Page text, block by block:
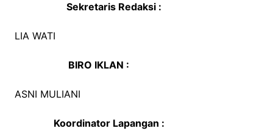
Sekretaris Redaksi :
LIA WATI
BIRO IKLAN :
ASNI MULIANI
Koordinator Lapangan :